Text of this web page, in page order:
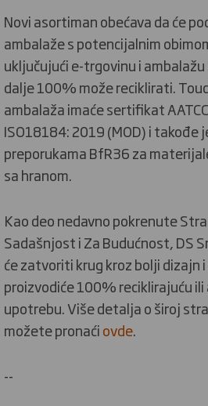
Novi asortiman obećava da će
ambalaže s potencijalnim
uključujući e-trgovinu i ambalažu
dalje 100% može reciklirati.
ambalaža imaće sertifikat
ISO18184: 2019 (MOD) i takođe
preporukama BfR36 za
sa hranom.
Kao deo nedavno pokrenute
Sadašnjost i Za Budućnost, DS
će zatvoriti krug kroz bolji dizajn
proizvodiće 100% reciklirajuću
upotrebu. Više detalja o široj
možete pronaćiovde.
--